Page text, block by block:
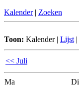
Kalender | Zoeken
Toon: Kalender| Lijst |
<< Juli
Ma Di